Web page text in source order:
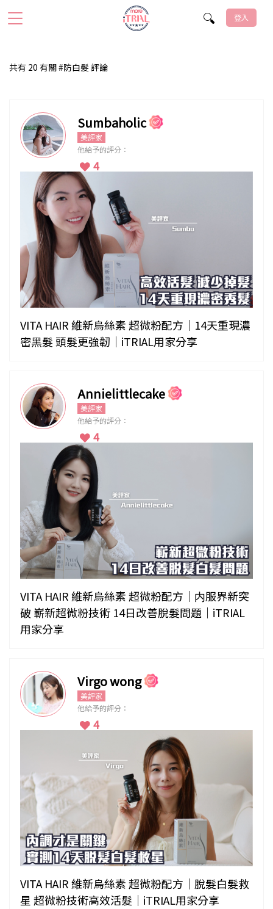
登入
共有 20 有關 #防白髮 評論
Sumbaholic
美評家
他給予的評分：
4
VITA HAIR 維新烏絲素 超微粉配方｜14天重現濃
密黑髮 頭髮更強韌｜iTRIAL用家分享
Annielittlecake
美評家
他給予的評分：
4
VITA HAIR 維新烏絲素 超微粉配方｜内服界新突
破 嶄新超微粉技術 14日改善脫髮問題｜iTRIAL
用家分享
Virgo wong
美評家
他給予的評分：
4
VITA HAIR 維新烏絲素 超微粉配方｜脫髮白髮救
星 超微粉技術高效活髮｜iTRIAL用家分享